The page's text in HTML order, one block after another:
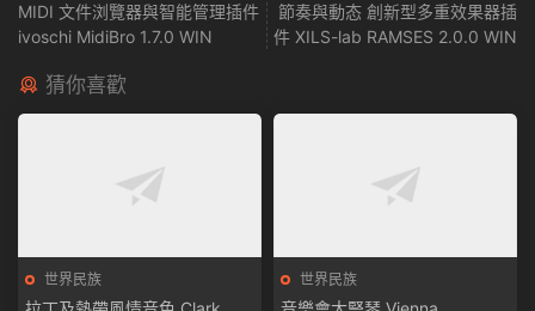
MIDI 文件浏覽器與智能管理插件
ivoschi MidiBro 1.7.0 WIN
節奏與動态 創新型多重效果器插
件 XILS-lab RAMSES 2.0.0 WIN
猜你喜歡
世界民族 世界民族